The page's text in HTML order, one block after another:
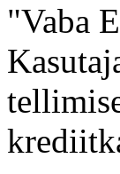
"Vaba